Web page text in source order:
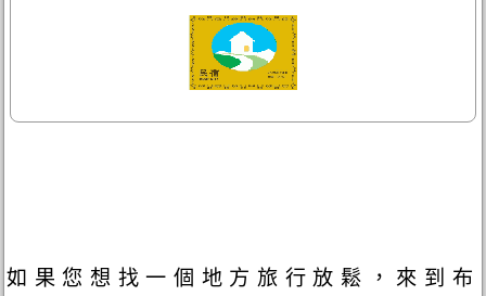
如果您想找一個地方旅行放鬆，來到布